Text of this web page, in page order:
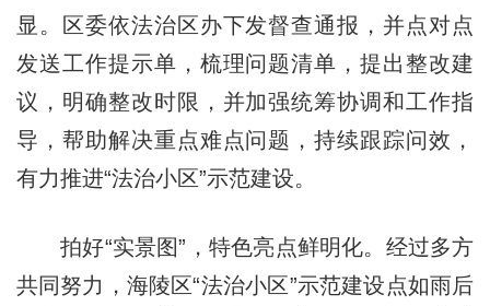
显。区委依法治区办下发督查通报，并点对点
发送工作提示单，梳理问题清单，提出整改建
议，明确整改时限，并加强统筹协调和工作指
导，帮助解决重点难点问题，持续跟踪问效，
有力推进“法治小区”示范建设。
拍好“实景图”，特色亮点鲜明化。经过多方
共同努力，海陵区“法治小区”示范建设点如雨后